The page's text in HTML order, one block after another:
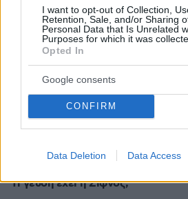
I want to opt-out of Collection,
Retention, Sale, and/or Sharing
Personal Data that Is Unrelated
Purposes for which it was
Opted In
Google consents
CONFIRM
Data Deletion Data Access
Kαύσωνας: Ένας καθηγητής δίνει
εξαντληθούμε από τη ζέστη
πριν 22 λεπτά
Πυρκαγιά σε ισόγειο κατάστημα
εκκενώνεται προληπτικά
πριν 22 λεπτά
Νέες κυρώσεις σε βάρος της
αμερικανική Γερουσία: Δασμοί
πετρέλαιο και το φυσικό αέριο
πριν 26 λεπτά
Τι γεύση έχει η Σίφνος;